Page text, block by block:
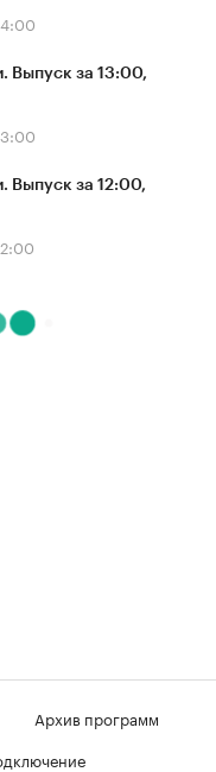
Выпуск за 13:00,
Выпуск за 12:00,
Архив программ